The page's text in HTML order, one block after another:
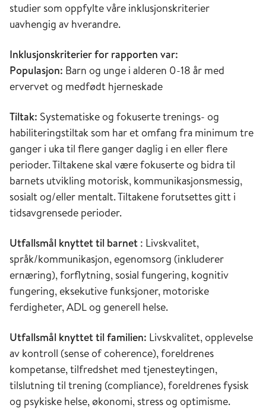
studier som oppfylte våre inklusjonskriterier
uavhengig av hverandre.
Inklusjonskriterier for rapporten var:
Populasjon: Barn og unge i alderen 0-18 år med
ervervet og medfødt hjerneskade
Tiltak: Systematiske og fokuserte trenings- og
habiliteringstiltak som har et omfang fra minimum tre
ganger i uka til flere ganger daglig i en eller flere
perioder. Tiltakene skal være fokuserte og bidra til
barnets utvikling motorisk, kommunikasjonsmessig,
sosialt og/eller mentalt. Tiltakene forutsettes gitt i
tidsavgrensede perioder.
Utfallsmål knyttet til barnet : Livskvalitet,
språk/kommunikasjon, egenomsorg (inkluderer
ernæring), forflytning, sosial fungering, kognitiv
fungering, eksekutive funksjoner, motoriske
ferdigheter, ADL og generell helse.
Utfallsmål knyttet til familien: Livskvalitet, opplevelse
av kontroll (sense of coherence), foreldrenes
kompetanse, tilfredshet med tjenesteytingen,
tilslutning til trening (compliance), foreldrenes fysisk
og psykiske helse, økonomi, stress og optimisme.